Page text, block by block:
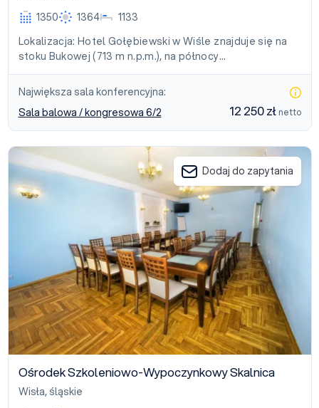
1350
1364
1133
Lokalizacja: Hotel Gołębiewski w Wiśle znajduje się na
stoku Bukowej (713 m n.p.m.), na północy…
Największa sala konferencyjna:
Sala balowa / kongresowa 6/2
12 250 zł netto
Ośrodek Szkoleniowo-Wypoczynkowy Skalnica
Dodaj do zapytania
Ośrodek Szkoleniowo-Wypoczynkowy Skalnica
Wisła, śląskie